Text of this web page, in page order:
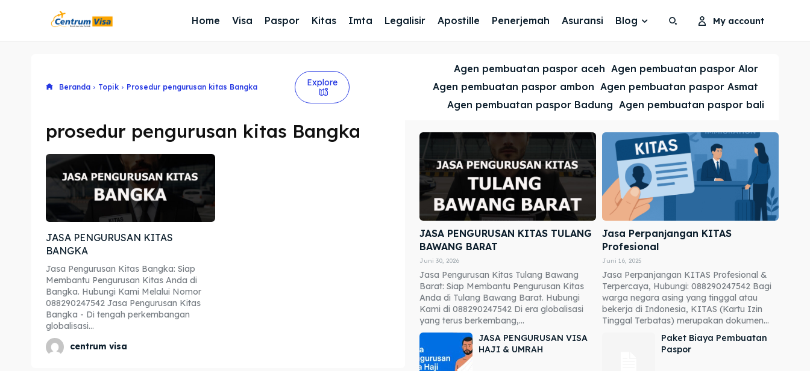
Explore our destinations
Explore our destinations
Home Visa Paspor Kitas Imta Legalisir Apostille Penerjemah Asuransi Blog My account
Beranda Topik Prosedur pengurusan kitas Bangka Explore
Agen pembuatan paspor aceh Agen pembuatan paspor Alor
Agen pembuatan paspor ambon Agen pembuatan paspor Asmat
Agen pembuatan paspor Badung Agen pembuatan paspor bali
prosedur pengurusan kitas Bangka
JASA PENGURUSAN KITAS
BANGKA
Jasa Pengurusan Kitas Bangka: Siap
Membantu Pengurusan Kitas Anda di
Bangka. Hubungi Kami Melalui Nomor
088290247542 Jasa Pengurusan Kitas
Bangka - Di tengah perkembangan
globalisasi...
centrum visa
JASA PENGURUSAN KITAS TULANG
BAWANG BARAT
Juni 30, 2026
Jasa Pengurusan Kitas Tulang Bawang
Barat: Siap Membantu Pengurusan Kitas
Anda di Tulang Bawang Barat. Hubungi
Kami di 088290247542 Di era globalisasi
yang terus berkembang,...
Jasa Perpanjangan KITAS
Profesional
Juni 16, 2025
Jasa Perpanjangan KITAS Profesional &
Terpercaya, Hubungi: 088290247542 Bagi
warga negara asing yang tinggal atau
bekerja di Indonesia, KITAS (Kartu Izin
Tinggal Terbatas) merupakan dokumen...
JASA PENGURUSAN VISA
HAJI & UMRAH
Paket Biaya Pembuatan
Paspor